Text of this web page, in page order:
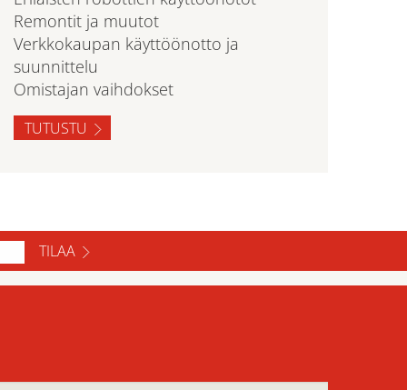
Remontit ja muutot
Verkkokaupan käyttöönotto ja
suunnittelu
Omistajan vaihdokset
TUTUSTU
TILAA